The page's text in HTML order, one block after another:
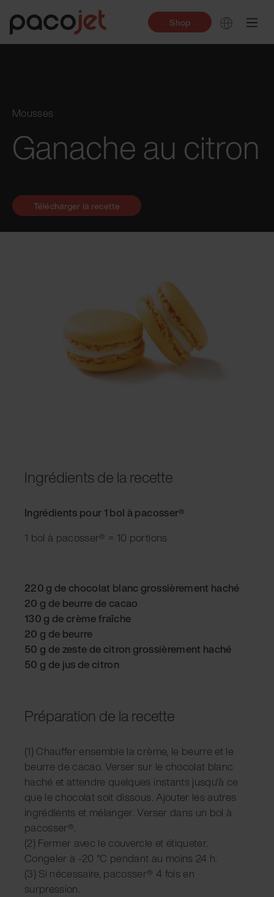
Shop
Mousses
Ganache au citron
Ingrédients de la recette
Ingrédients pour 1 bol à pacosser®
1 bol à pacosser® = 10 portions
220 g de chocolat blanc grossièrement haché
20 g de beurre de cacao
130 g de crème fraîche
20 g de beurre
50 g de zeste de citron grossièrement haché
50 g de jus de citron
Préparation de la recette
(1) Chauffer ensemble la crème, le beurre et le
beurre de cacao. Verser sur le chocolat blanc
haché et attendre quelques instants jusqu'à ce
que le chocolat soit dissous. Ajouter les autres
ingrédients et mélanger. Verser dans un bol à
pacosser®.
(2) Fermer avec le couvercle et étiqueter.
Congeler à -20 °C pendant au moins 24 h.
(3) Si nécessaire, pacosser® 4 fois en
surpression.
Télécharger la recette